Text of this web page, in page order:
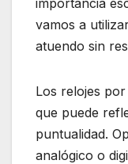
vamos a
atuendo sin
Los relojes
que puede
puntualidad.
analógico o